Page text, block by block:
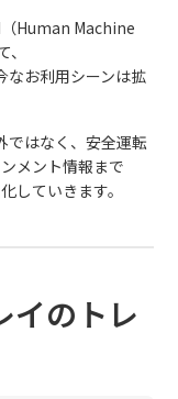
Human Machine
なお利用シーンは拡
ではなく、安全運転
メント情報まで
していきます。
イのトレ